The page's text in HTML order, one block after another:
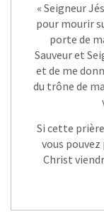
« Seigneur
pour mourir
porte de
Sauveur et
et de me
du trône de
Si cette
vous
Christ